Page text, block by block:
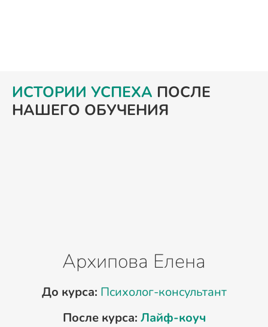
ИСТОРИИ УСПЕХА ПОСЛЕ
НАШЕГО ОБУЧЕНИЯ
Архипова Елена
До курса: Психолог-консультант
После курса: Лайф-коуч